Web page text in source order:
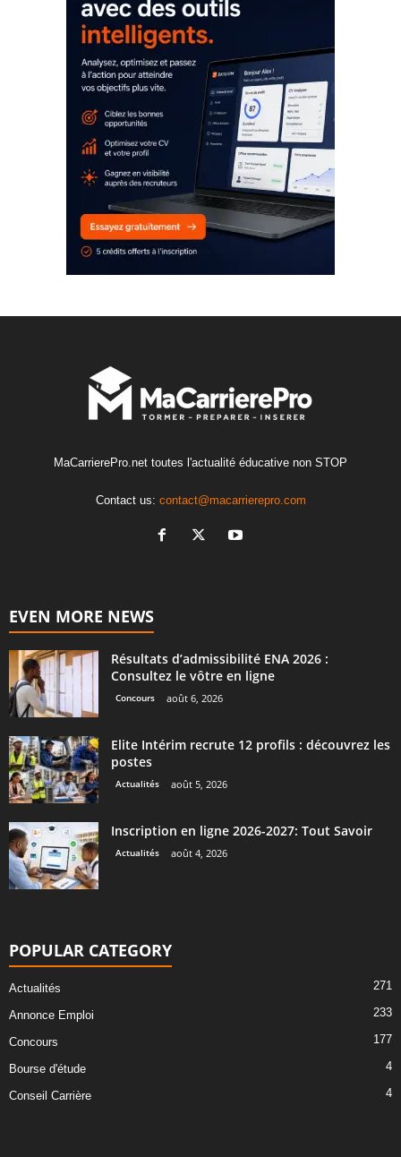
MaCarrierePro.net toutes l'actualité éducative non STOP
Contact us: contact@macarrierepro.com
EVEN MORE NEWS
Résultats d’admissibilité ENA 2026 :
Consultez le vôtre en ligne
Concours août 6, 2026
Elite Intérim recrute 12 profils : découvrez les
postes
Actualités août 5, 2026
Inscription en ligne 2026-2027: Tout Savoir
Actualités août 4, 2026
POPULAR CATEGORY
Actualités 271
Annonce Emploi 233
Concours 177
Bourse d'étude 4
Conseil Carrière 4